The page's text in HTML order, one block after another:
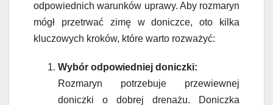
odpowiednich warunków uprawy. Aby rozmaryn
mógł przetrwać zimę w doniczce, oto kilka
kluczowych kroków, które warto rozważyć:
Wybór odpowiedniej doniczki:
Rozmaryn potrzebuje przewiewnej
doniczki o dobrej drenażu. Doniczka